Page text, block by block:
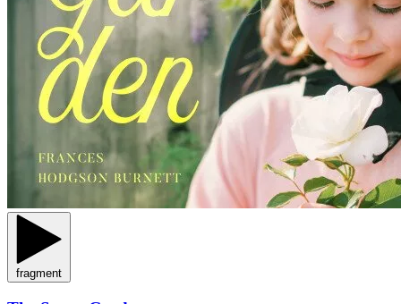
fragment